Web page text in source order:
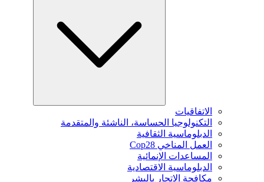
الاتفاقيات
التكنولوجيا الحساسة، الناشئة والمتقدمة
الدبلوماسية الثقافية
العمل المناخي Cop28
المساعدات الإنمائية
الدبلوماسية الاقتصادية
مكافحة الاتجار بالبشر